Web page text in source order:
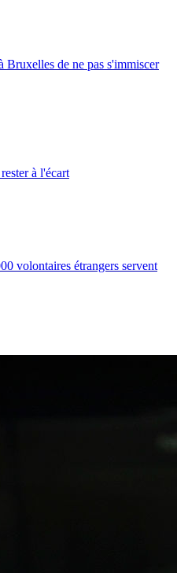
de ne pas s'immiscer
à l'écart
volontaires étrangers servent